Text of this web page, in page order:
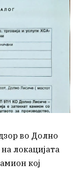
во Долно
локацијата
кој